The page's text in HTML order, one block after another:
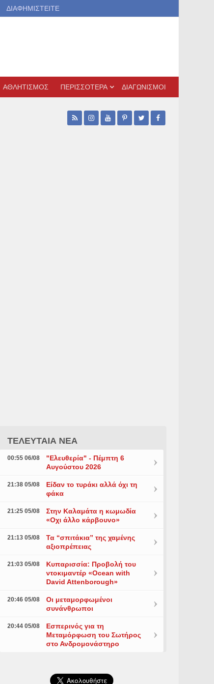
ΔΙΑΦΗΜΙΣΤΕΙΤΕ
ΑΘΛΗΤΙΣΜΟΣ ΠΕΡΙΣΣΟΤΕΡΑ ΔΙΑΓΩΝΙΣΜΟΙ
ΤΕΛΕΥΤΑΙΑ ΝΕΑ
00:55 06/08
"Ελευθερία" - Πέμπτη 6
Αυγούστου 2026
21:38 05/08
Είδαν το τυράκι αλλά όχι τη
φάκα
21:25 05/08
Στην Καλαμάτα η κωμωδία
«Οχι άλλο κάρβουνο»
21:13 05/08
Τα “σπιτάκια” της χαμένης
αξιοπρέπειας
21:03 05/08
Κυπαρισσία: Προβολή του
ντοκιμαντέρ «Ocean with
David Attenborough»
20:46 05/08
Οι μεταμορφωμένοι
συνάνθρωποι
20:44 05/08
Εσπερινός για τη
Μεταμόρφωση του Σωτήρος
στο Ανδρομονάστηρο